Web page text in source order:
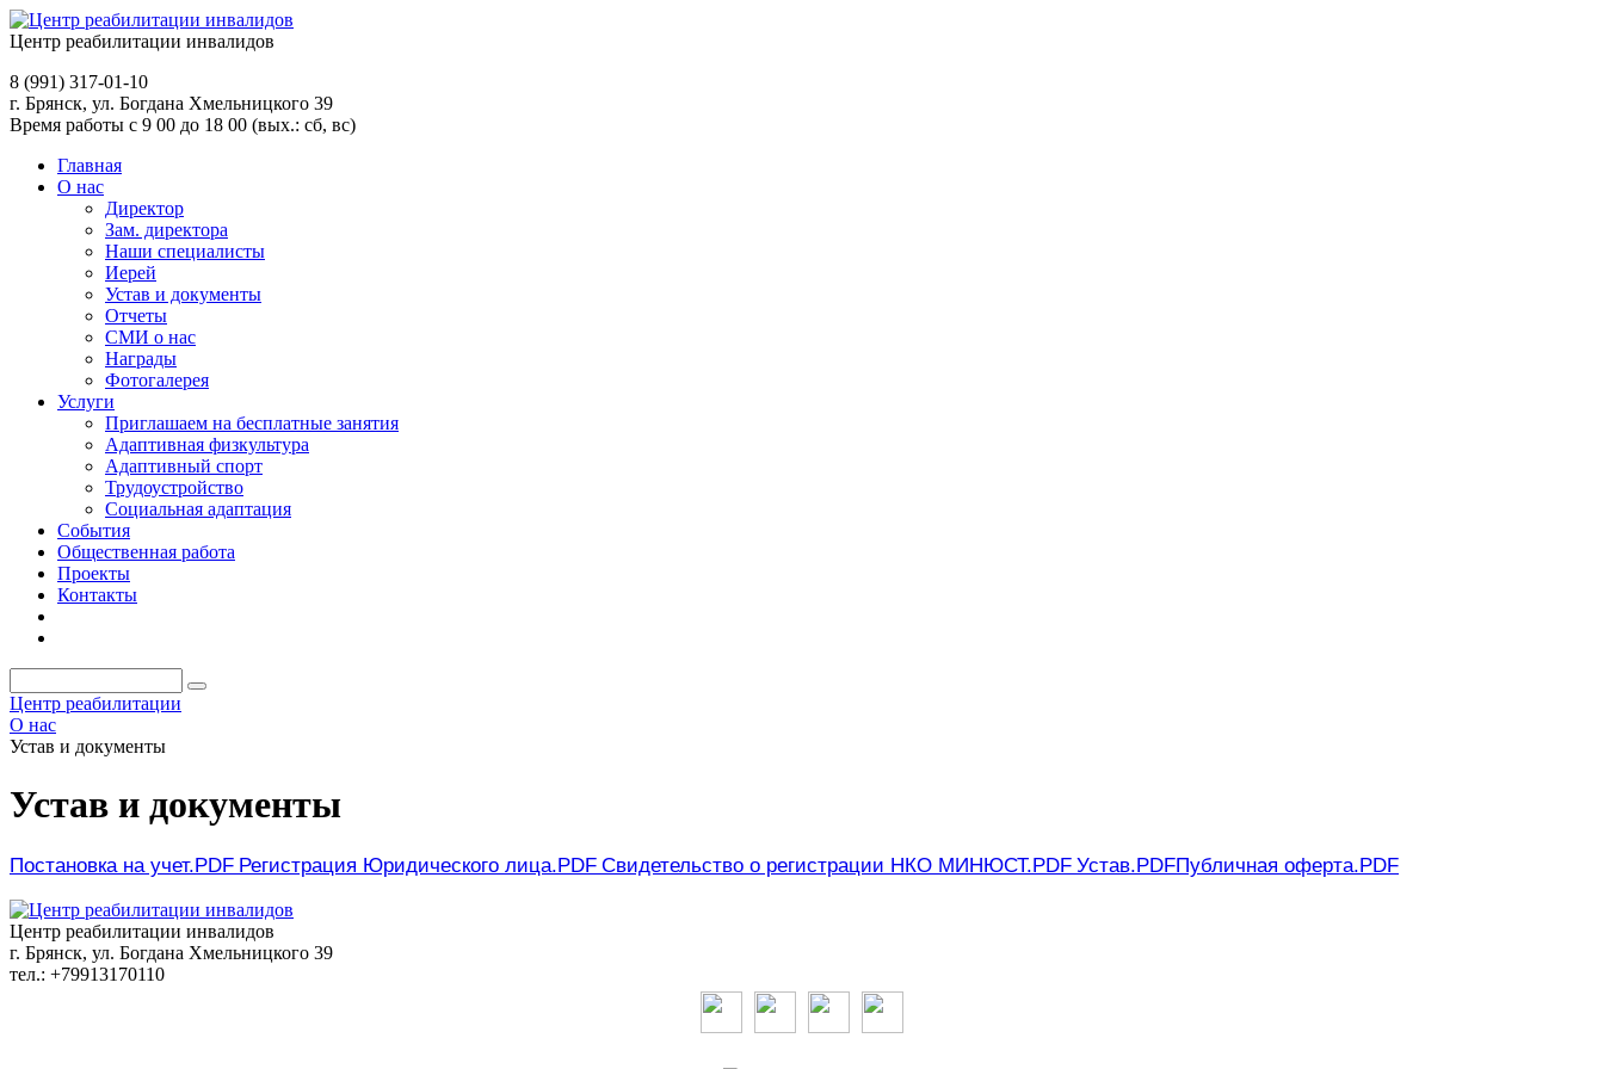
Центр реабилитации инвалидов
8 (991) 317-01-10
г. Брянск, ул. Богдана Хмельницкого 39
Время работы с 9 00 до 18 00 (вых.: сб, вс)
Главная
О нас
Директор
Зам. директора
Наши специалисты
Иерей
Устав и документы
Отчеты
СМИ о нас
Награды
Фотогалерея
Услуги
Приглашаем на бесплатные занятия
Адаптивная физкультура
Адаптивный спорт
Трудоустройство
Социальная адаптация
События
Общественная работа
Проекты
Контакты
Центр реабилитации
О нас
Устав и документы
Устав и документы
Постановка на учет.PDF Регистрация Юридического лица.PDF Свидетельство о регистрации НКО МИНЮСТ.PDF Устав.PDFПубличная оферта.PDF
Центр реабилитации инвалидов
г. Брянск, ул. Богдана Хмельницкого 39
тел.: +79913170110